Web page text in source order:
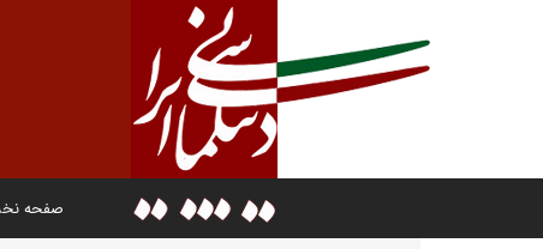
صفحه